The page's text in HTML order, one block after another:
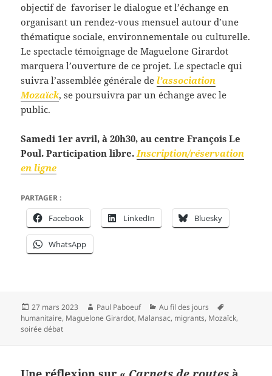
objectif de favoriser le dialogue et l’échange​en
organisant un rendez-vous mensuel autour d’une
thématique sociale, environnementale ou culturelle.
Le spectacle témoignage de Maguelone Girardot
marquera l’ouverture de ce projet. Le spectacle qui
suivra l’assemblée générale del’association
Mozaïck, se poursuivra par un échange avec le
public.
Samedi 1er avril, à 20h30, au centre François Le
Poul. Participation libre. Inscription/réservation
en ligne
PARTAGER :
Facebook LinkedIn Bluesky
WhatsApp
Publié
le
27 mars 2023 Auteur
Paul Paboeuf Catégories
Au fil des jours
clés
humanitaire, Maguelone Girardot, Malansac, migrants, Mozaïck,
soirée débat